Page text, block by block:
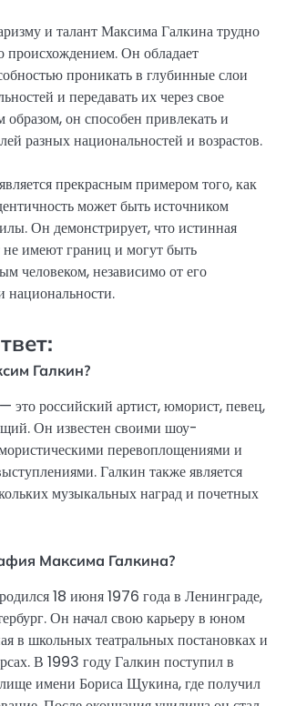
и талант Максима Галкина трудно
происхождением. Он обладает
проникать в глубинные слои
и передавать их через свое
образом, он способен привлекать и
разных национальностей и возрастов.
прекрасным примером того, как
может быть источником
Он демонстрирует, что истинная
не имеют границ и могут быть
человеком, независимо от его
национальности.
Галкин?
российский артист, юморист, певец,
Он известен своими шоу-
перевоплощениями и
Галкин также является
музыкальных наград и почетных
Максима Галкина?
18 июня 1976 года в Ленинграде,
Он начал свою карьеру в юном
в школьных театральных постановках и
В 1993 году Галкин поступил в
имени Бориса Щукина, где получил